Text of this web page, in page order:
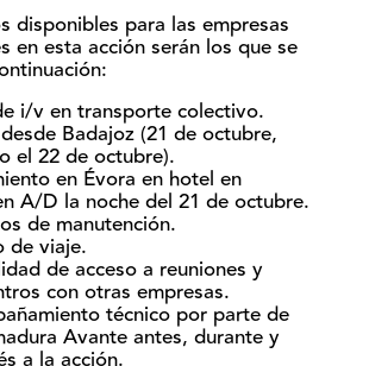
disponibles para las empresas
en esta acción serán los que se
i/v en transporte colectivo.
Badajoz (21 de octubre,
el 22 de octubre).
en Évora en hotel en
A/D la noche del 21 de octubre.
de manutención.
de viaje.
de acceso a reuniones y
con otras empresas.
técnico por parte de
Avante antes, durante y